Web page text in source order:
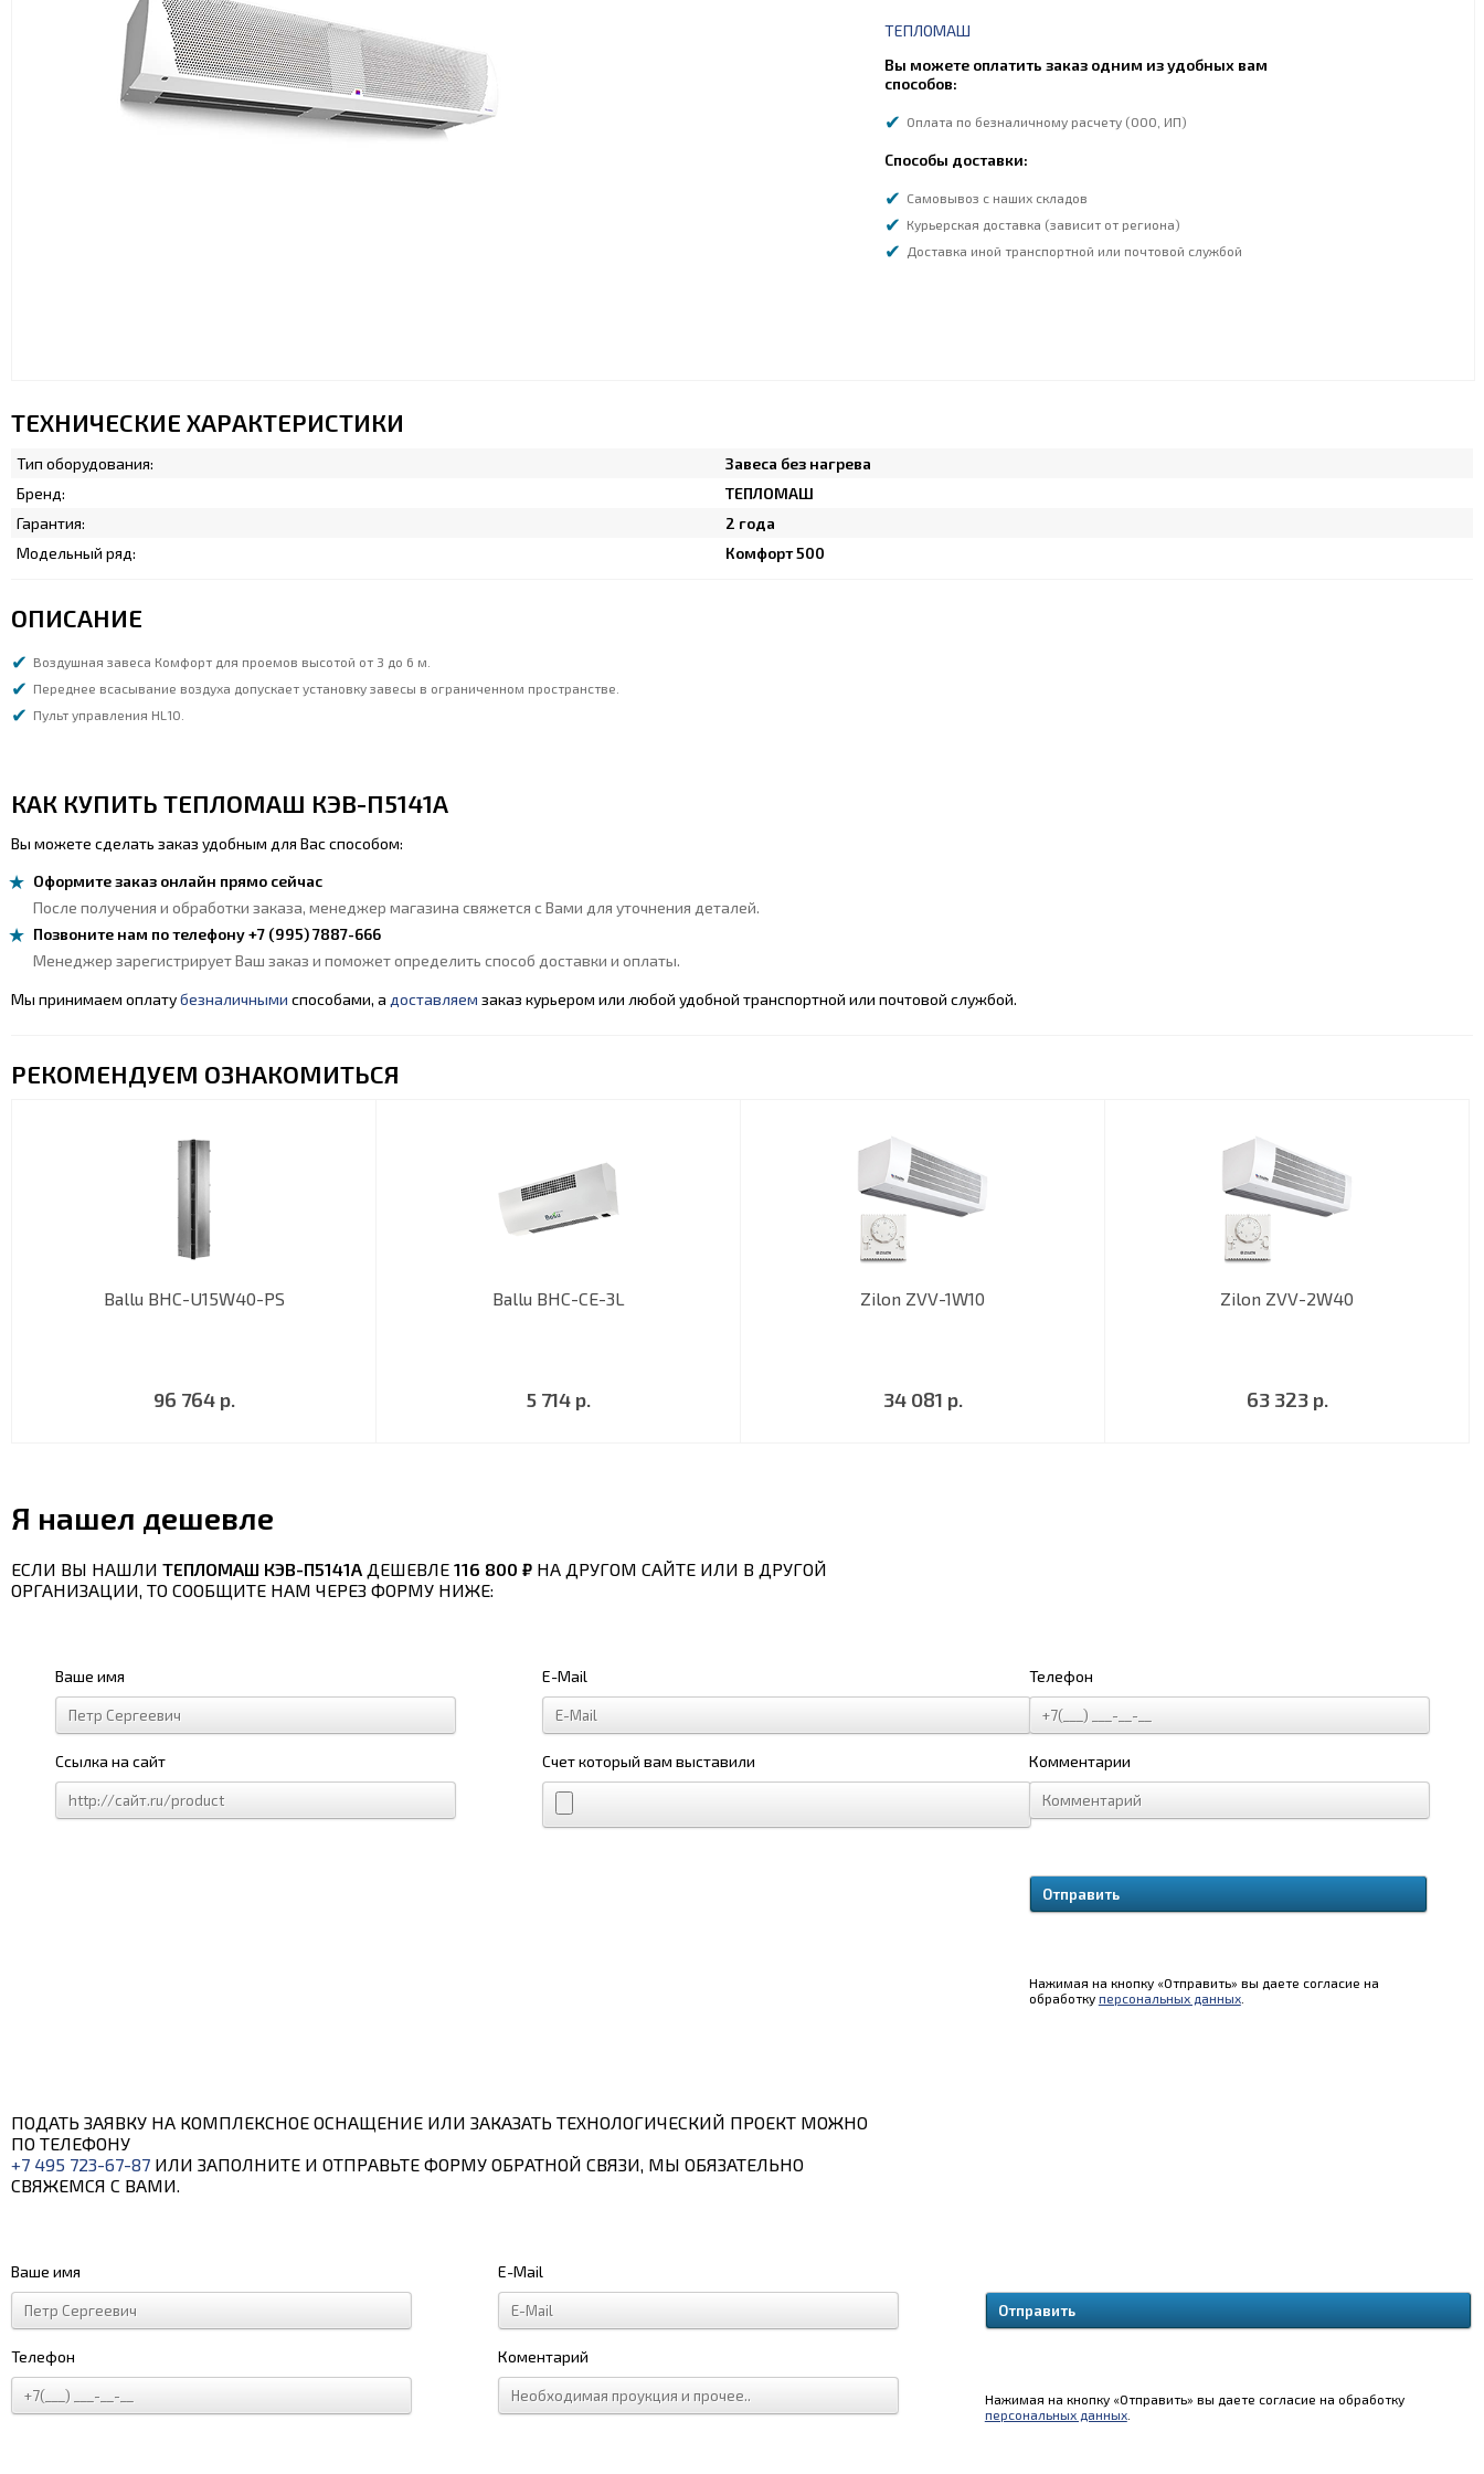
ТЕПЛОМАШ
Вы можете оплатить заказ одним из удобных вам
способов:
Оплата по безналичному расчету (ООО, ИП)
Способы доставки:
Самовывоз с наших складов
Курьерская доставка (зависит от региона)
Доставка иной транспортной или почтовой службой
ТЕХНИЧЕСКИЕ ХАРАКТЕРИСТИКИ
Тип оборудования:
Завеса без нагрева
Бренд:
ТЕПЛОМАШ
Гарантия:
2 года
Модельный ряд:
Комфорт 500
ОПИСАНИЕ
Воздушная завеса Комфорт для проемов высотой от 3 до 6 м.
Переднее всасывание воздуха допускает установку завесы в ограниченном пространстве.
Пульт управления HL10.
КАК КУПИТЬ ТЕПЛОМАШ КЭВ-П5141А
Вы можете сделать заказ удобным для Вас способом:
Оформите заказ онлайн прямо сейчас
После получения и обработки заказа, менеджер магазина свяжется с Вами для уточнения деталей.
Позвоните нам по телефону +7 (995) 7887-666
Менеджер зарегистрирует Ваш заказ и поможет определить способ доставки и оплаты.
Мы принимаем оплатубезналичными способами, а доставляем заказ курьером или любой удобной транспортной или почтовой службой.
РЕКОМЕНДУЕМ ОЗНАКОМИТЬСЯ
Ballu BHC-U15W40-PS
96 764 р.
Ballu BHC-CE-3L
5 714 р.
Zilon ZVV-1W10
34 081 р.
Zilon ZVV-2W40
63 323 р.
Я нашел дешевле
ЕСЛИ ВЫ НАШЛИ ТЕПЛОМАШ КЭВ-П5141А ДЕШЕВЛЕ 116 800 ₽ НА ДРУГОМ САЙТЕ ИЛИ В ДРУГОЙ
ОРГАНИЗАЦИИ, ТО СООБЩИТЕ НАМ ЧЕРЕЗ ФОРМУ НИЖЕ:
Ваше имя E-Mail Телефон
Ссылка на сайт Счет который вам выставили Комментарии
Нажимая на кнопку «Отправить» вы даете согласие на
обработку персональных данных.
ПОДАТЬ ЗАЯВКУ НА КОМПЛЕКСНОЕ ОСНАЩЕНИЕ ИЛИ ЗАКАЗАТЬ ТЕХНОЛОГИЧЕСКИЙ ПРОЕКТ МОЖНО
ПО ТЕЛЕФОНУ
+7 495 723-67-87 ИЛИ ЗАПОЛНИТЕ И ОТПРАВЬТЕ ФОРМУ ОБРАТНОЙ СВЯЗИ, МЫ ОБЯЗАТЕЛЬНО
СВЯЖЕМСЯ С ВАМИ.
Ваше имя E-Mail
Телефон Коментарий
Нажимая на кнопку «Отправить» вы даете согласие на обработку
персональных данных.